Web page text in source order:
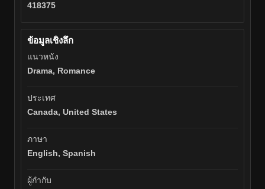
418375
ข้อมูลเชิงลึก
แนวหนัง
Drama, Romance
ประเทศ
Canada, United States
ภาษา
English, Spanish
ผู้กำกับ